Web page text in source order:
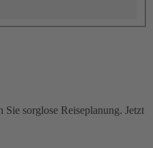
sorglose Reiseplanung. Jetzt